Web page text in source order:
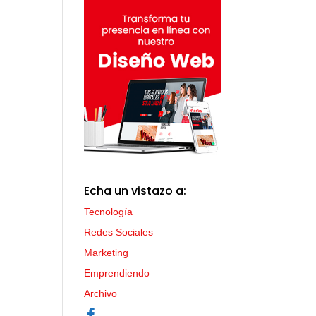
Echa un vistazo a:
Tecnología
Redes Sociales
Marketing
Emprendiendo
Archivo